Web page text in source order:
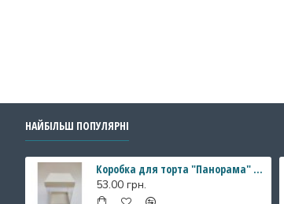
НАЙБІЛЬШ ПОПУЛЯРНІ
Коробка для торта "Панорама" з прозорими стінками, 146*146*200 мм
53.00 грн.